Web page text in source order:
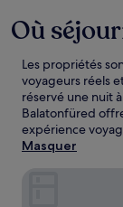
Où
Les propriétés
voyageurs réels
réservé une nuit
Balatonfüred
expérience
Masquer